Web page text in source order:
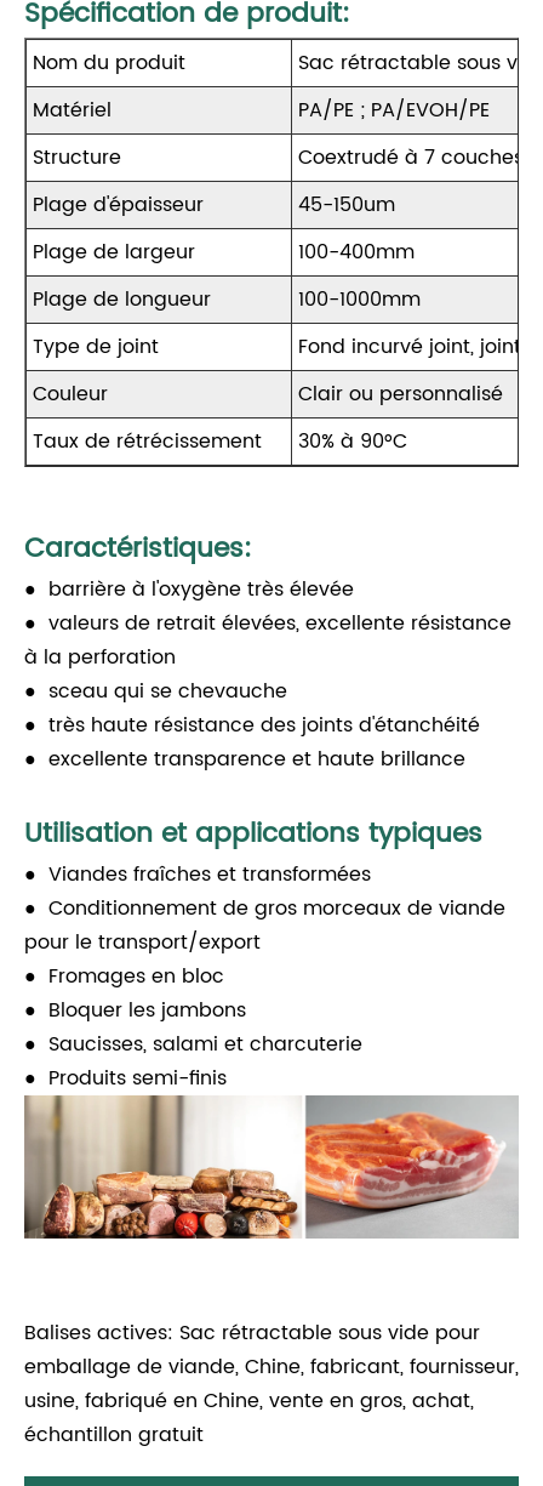
Spécification de produit:
Nom du produit
Sac rétractable sous
Matériel
PA/PE ; PA/EVOH/PE
Structure
Coextrudé à 7 couches
Plage d'épaisseur
45-150um
Plage de largeur
100-400mm
Plage de longueur
100-1000mm
Type de joint
Fond incurvé joint, joint
Couleur
Clair ou personnalisé
Taux de rétrécissement
30% à 90°C
Caractéristiques:
● barrière à l'oxygène très élevée
● valeurs de retrait élevées, excellente résistance
à la perforation
● sceau qui se chevauche
● très haute résistance des joints d'étanchéité
● excellente transparence et haute brillance
Utilisation et applications typiques
● Viandes fraîches et transformées
● Conditionnement de gros morceaux de viande
pour le transport/export
● Fromages en bloc
● Bloquer les jambons
● Saucisses, salami et charcuterie
● Produits semi-finis
Balises actives: Sac rétractable sous vide pour
emballage de viande, Chine, fabricant, fournisseur,
usine, fabriqué en Chine, vente en gros, achat,
échantillon gratuit